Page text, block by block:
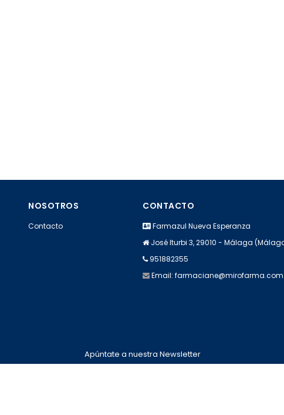
NOSOTROS
Contacto
CONTACTO
Farmazul Nueva Esperanza
José Iturbi 3, 29010 - Málaga
951882355
Email: farmaciane@mirofarma.com
Apúntate a nuestra Newsletter